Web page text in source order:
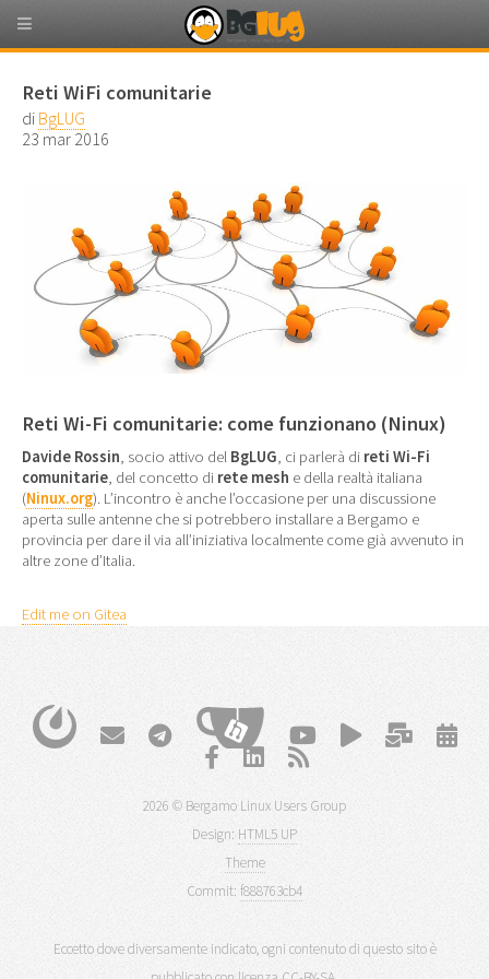
Reti WiFi comunitarie
di BgLUG
23 mar 2016
Reti Wi-Fi comunitarie: come funzionano (Ninux)
Davide Rossin, socio attivo del BgLUG, ci parlerà di reti Wi-Fi
comunitarie, del concetto di rete mesh e della realtà italiana
(Ninux.org). L’incontro è anche l’occasione per una discussione
aperta sulle antenne che si potrebbero installare a Bergamo e
provincia per dare il via all’iniziativa localmente come già avvenuto in
altre zone d’Italia.
Edit me on Gitea
2026 © Bergamo Linux Users Group
Design: HTML5 UP
Theme
Commit: f888763cb4
Eccetto dove diversamente indicato, ogni contenuto di questo sito è